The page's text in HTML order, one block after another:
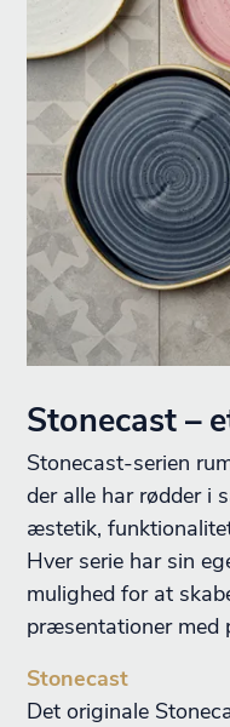
Stonecast –
Stonecast-serien
der alle har rødder i
æstetik,
Hver serie har sin
mulighed for at
præsentationer med
Stonecast
Det originale